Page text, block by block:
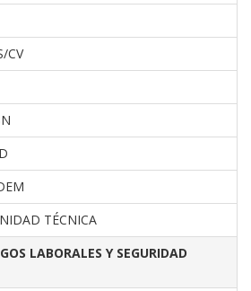
CV
TÉCNICA
LABORALES Y SEGURIDAD